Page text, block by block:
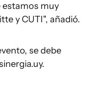
estamos muy
y CUTI", añadió.
se debe
.